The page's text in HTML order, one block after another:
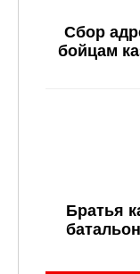
Сбор
бойцам
Братья